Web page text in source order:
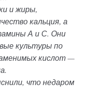
и жиры,
кальция, а
А и С. Они
культуры по
кислот —
что недаром